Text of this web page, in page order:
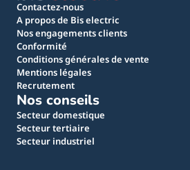
Contactez-nous
A propos de Bis electric
Nos engagements clients
Conformité
Conditions générales de vente
Mentions légales
Recrutement
Nos conseils
Secteur domestique
Secteur tertiaire
Secteur industriel